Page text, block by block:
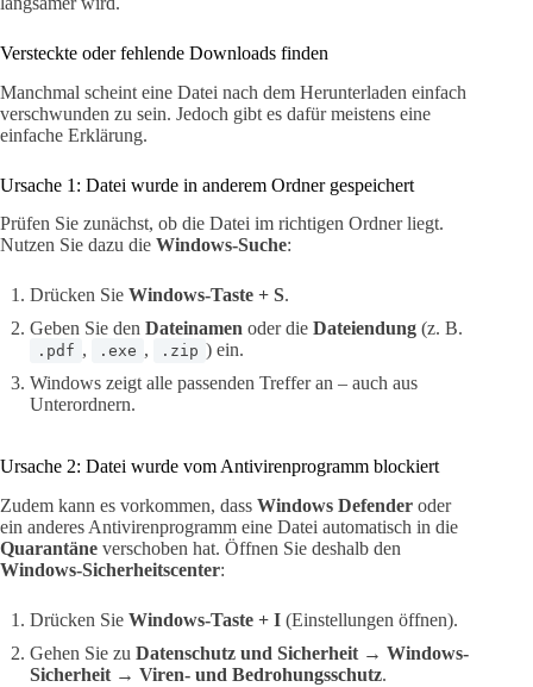
Versteckte oder fehlende Downloads finden
Manchmal scheint eine Datei nach dem Herunterladen einfach
verschwunden zu sein. Jedoch gibt es dafür meistens eine
einfache Erklärung.
Ursache 1: Datei wurde in anderem Ordner gespeichert
Prüfen Sie zunächst, ob die Datei im richtigen Ordner liegt.
Nutzen Sie dazu die Windows-Suche:
Drücken Sie Windows-Taste + S.
Geben Sie den Dateinamen oder die Dateiendung (z. B.
.pdf , .exe , .zip ) ein.
Windows zeigt alle passenden Treffer an – auch aus
Unterordnern.
Ursache 2: Datei wurde vom Antivirenprogramm blockiert
Zudem kann es vorkommen, dass Windows Defender oder
ein anderes Antivirenprogramm eine Datei automatisch in die
Quarantäne verschoben hat. Öffnen Sie deshalb den
Windows-Sicherheitscenter:
Drücken Sie Windows-Taste + I (Einstellungen öffnen).
Gehen Sie zu Datenschutz und Sicherheit → Windows-
Sicherheit → Viren- und Bedrohungsschutz.